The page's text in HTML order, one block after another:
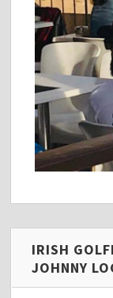
IRISH
JOHNNY